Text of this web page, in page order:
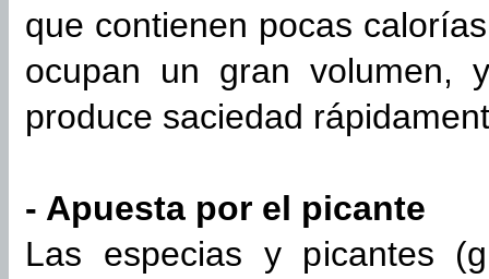
que contienen pocas
ocupan un gran volumen,
produce saciedad
- Apuesta por el picante
Las especias y picantes